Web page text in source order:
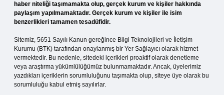
haber niteliği taşımamakta olup, gerçek kurum ve kişiler hakkında
paylaşım yapılmamaktadır. Gerçek kurum ve kişiler ile isim
benzerlikleri tamamen tesadüfidir.
Sitemiz, 5651 Sayılı Kanun gereğince Bilgi Teknolojileri ve İletişim
Kurumu (BTK) tarafından onaylanmış bir Yer Sağlayıcı olarak hizmet
vermektedir. Bu nedenle, sitedeki içerikleri proaktif olarak denetleme
veya araştırma yükümlülüğümüz bulunmamaktadır. Ancak, üyelerimiz
yazdıkları içeriklerin sorumluluğunu taşımakta olup, siteye üye olarak bu
sorumluluğu kabul etmiş sayılırlar.